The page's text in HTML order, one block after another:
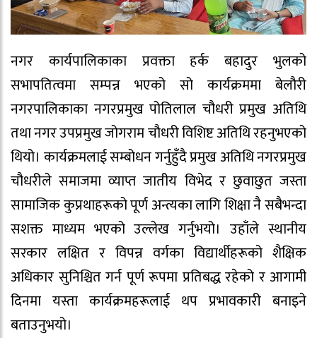
नगर कार्यपालिकाका प्रवक्ता हर्क बहादुर भुलको
सभापतित्वमा सम्पन्न भएको सो कार्यक्रममा बेलौरी
नगरपालिकाका नगरप्रमुख पोतिलाल चौधरी प्रमुख अतिथि
तथा नगर उपप्रमुख जोगराम चौधरी विशिष्ट अतिथि रहनुभएको
थियो। कार्यक्रमलाई सम्बोधन गर्नुहुँदै प्रमुख अतिथि नगरप्रमुख
चौधरीले समाजमा व्याप्त जातीय विभेद र छुवाछुत जस्ता
सामाजिक कुप्रथाहरूको पूर्ण अन्त्यका लागि शिक्षा नै सबैभन्दा
सशक्त माध्यम भएको उल्लेख गर्नुभयो। उहाँले स्थानीय
सरकार लक्षित र विपन्न वर्गका विद्यार्थीहरूको शैक्षिक
अधिकार सुनिश्चित गर्न पूर्ण रूपमा प्रतिबद्ध रहेको र आगामी
दिनमा यस्ता कार्यक्रमहरूलाई थप प्रभावकारी बनाइने
बताउनुभयो।